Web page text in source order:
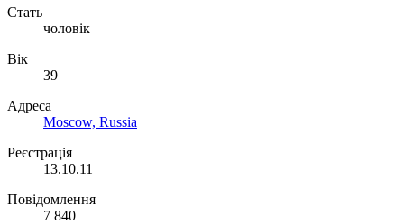
Стать
чоловік
Вік
39
Адреса
Moscow, Russia
Реєстрація
13.10.11
Повідомлення
7 840